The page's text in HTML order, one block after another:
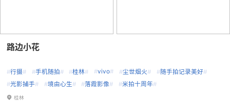
路边小花
#行摄# #手机随拍# #桂林# #vivo# #尘世烟火# #随手拍记录美好#
#光影捕手# #境由心生# #落霞影像# #米拍十周年#
桂林